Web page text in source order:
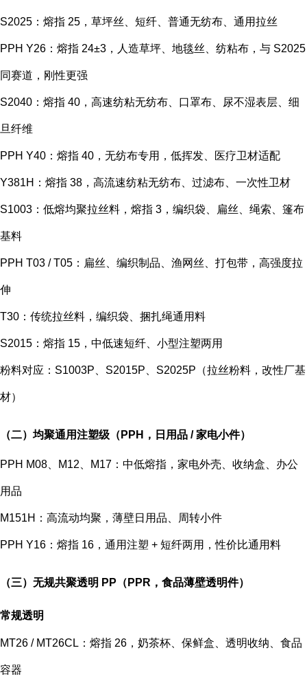
S2025：熔指 25，草坪丝、短纤、普通无纺布、通用拉丝
PPH Y26：熔指 24±3，人造草坪、地毯丝、纺粘布，与 S2025
同赛道，刚性更强
S2040：熔指 40，高速纺粘无纺布、口罩布、尿不湿表层、细
旦纤维
PPH Y40：熔指 40，无纺布专用，低挥发、医疗卫材适配
Y381H：熔指 38，高流速纺粘无纺布、过滤布、一次性卫材
S1003：低熔均聚拉丝料，熔指 3，编织袋、扁丝、绳索、篷布
基料
PPH T03 / T05：扁丝、编织制品、渔网丝、打包带，高强度拉
伸
T30：传统拉丝料，编织袋、捆扎绳通用料
S2015：熔指 15，中低速短纤、小型注塑两用
粉料对应：S1003P、S2015P、S2025P（拉丝粉料，改性厂基
材）
（二）均聚通用注塑级（PPH，日用品 / 家电小件）
PPH M08、M12、M17：中低熔指，家电外壳、收纳盒、办公
用品
M151H：高流动均聚，薄壁日用品、周转小件
PPH Y16：熔指 16，通用注塑 + 短纤两用，性价比通用料
（三）无规共聚透明 PP（PPR，食品薄壁透明件）
常规透明
MT26 / MT26CL：熔指 26，奶茶杯、保鲜盒、透明收纳、食品
容器